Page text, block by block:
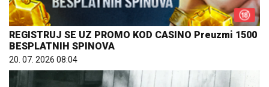
REGISTRUJ SE UZ PROMO KOD CASINO Preuzmi 1500
BESPLATNIH SPINOVA
20. 07. 2026 08:04